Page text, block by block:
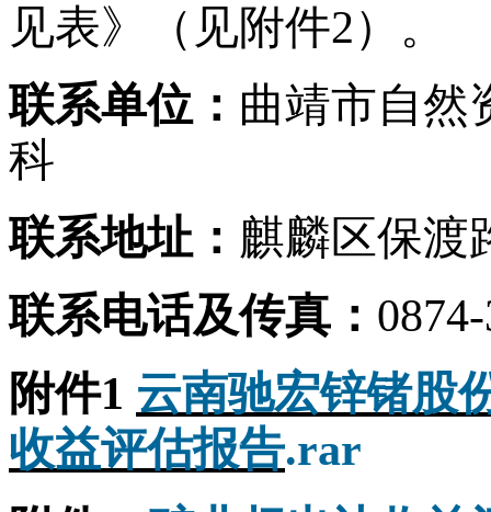
见表》（见附件2）。
联系单位： 曲靖市自然
科
联系地址： 麒麟区保渡
联系电话及传真：
附件1 云南驰宏锌锗股
收益评估报告.rar